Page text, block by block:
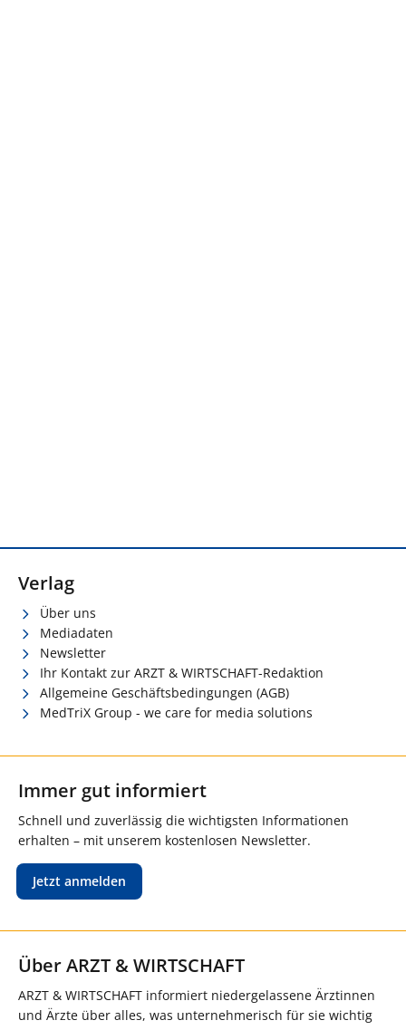
Verlag
Über uns
Mediadaten
Newsletter
Ihr Kontakt zur ARZT & WIRTSCHAFT-Redaktion
Allgemeine Geschäftsbedingungen (AGB)
MedTriX Group - we care for media solutions
Immer gut informiert
Schnell und zuverlässig die wichtigsten Informationen
erhalten – mit unserem kostenlosen Newsletter.
Jetzt anmelden
Über ARZT & WIRTSCHAFT
ARZT & WIRTSCHAFT informiert niedergelassene Ärztinnen
und Ärzte über alles, was unternehmerisch für sie wichtig